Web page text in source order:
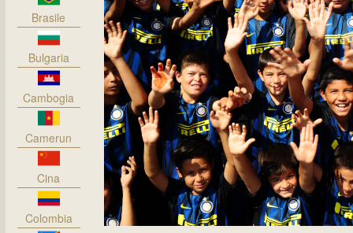
Brasile
Bulgaria
Cambogia
Camerun
Cina
Colombia